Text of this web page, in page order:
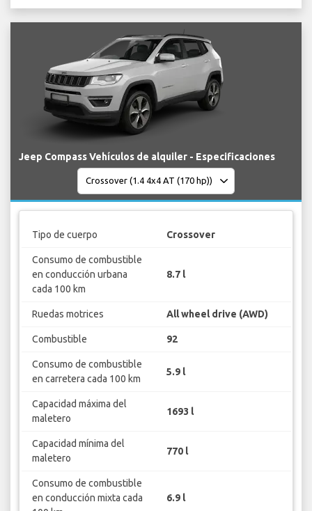
Jeep Compass Vehículos de alquiler - Especificaciones
Tipo de cuerpo Crossover
Consumo de combustible
en conducción urbana
cada 100 km
8.7 l
Ruedas motrices All wheel drive (AWD)
Combustible 92
Consumo de combustible
en carretera cada 100 km
5.9 l
Capacidad máxima del
maletero
1693 l
Capacidad mínima del
maletero
770 l
Consumo de combustible
en conducción mixta cada
6.9 l